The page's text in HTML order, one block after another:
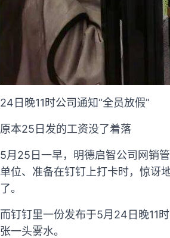
24日晚11时公司通知“全员放假”
原本25日发的工资没了着落
5月25日一早，明德启智公司网销
单位、准备在钉钉上打卡时，惊讶
了。
而钉钉里一份发布于5月24日晚11
张一头雾水。